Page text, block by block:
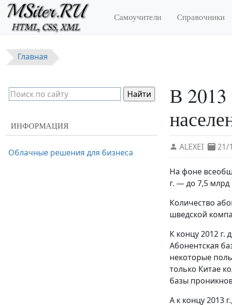
Перейти к основному содержанию
Самоучители Справочники
Главная
В 2013
ALEXEI 21/
На фоне
г. — до 7,5 млрд
Количество
шведской
К концу 2012 г.
Абонентская
некоторые
только Китае
базы
А к концу 2013
ИНФОРМАЦИЯ
Облачные решения для бизнеса